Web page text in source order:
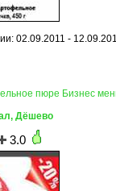
02.09.2011 -
пюре Бизнес
Дёшево
3.0